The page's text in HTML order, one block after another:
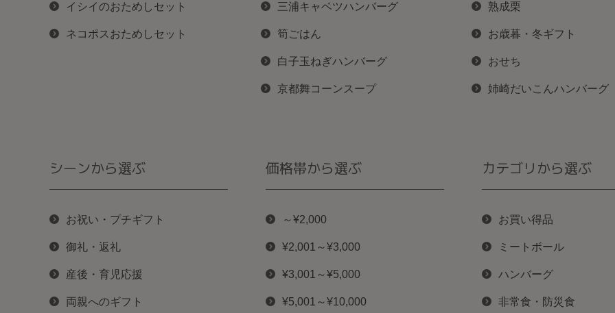
イシイのおためしセット
ネコポスおためしセット
三浦キャベツハンバーグ
筍ごはん
白子玉ねぎハンバーグ
京都舞コーンスープ
熟成栗
お歳暮・冬ギフト
おせち
姉崎だいこんハンバーグ
シーンから選ぶ
お祝い・プチギフト
御礼・返礼
産後・育児応援
両親へのギフト
価格帯から選ぶ
～¥2,000
¥2,001～¥3,000
¥3,001～¥5,000
¥5,001～¥10,000
カテゴリから選ぶ
お買い得品
ミートボール
ハンバーグ
非常食・防災食